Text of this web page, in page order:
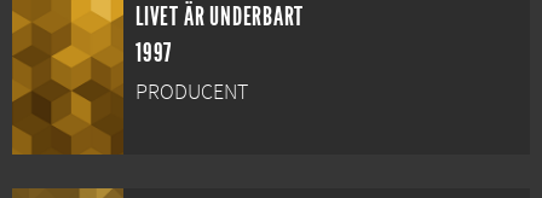
LIVET ÄR UNDERBART
1997
PRODUCENT